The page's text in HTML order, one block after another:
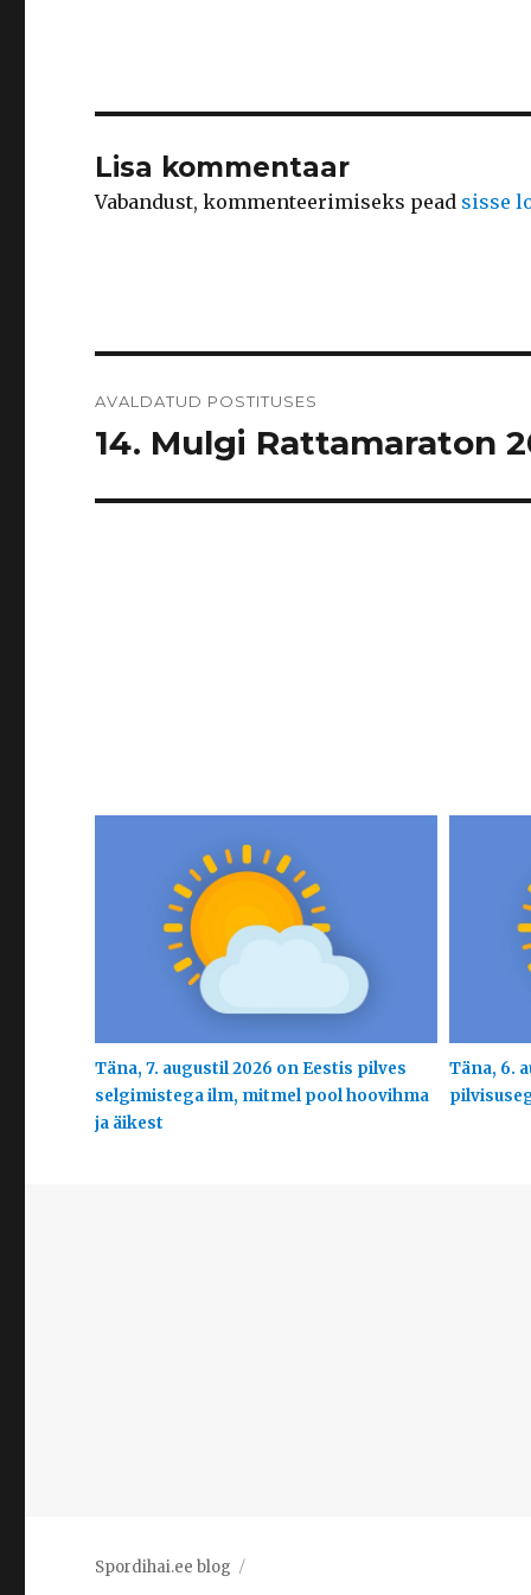
Lisa kommentaar
Vabandust, kommenteerimiseks pead sisse
AVALDATUD POSTITUSES
14. Mulgi Rattamaraton
Täna, 7. augustil 2026 on Eestis pilves
selgimistega ilm, mitmel pool hoovihma
ja äikest
Täna, 6.
Spordihai.ee blog